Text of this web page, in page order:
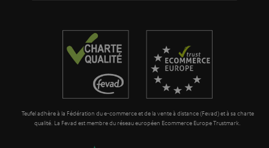
d
d
i
o
a
n
e
Teufel adhère à la Fédération du e-commerce et de la vente à distance (Fevad) et à sa charte
qualité. La Fevad est membre du réseau européen Ecommerce Europe Trustmark.